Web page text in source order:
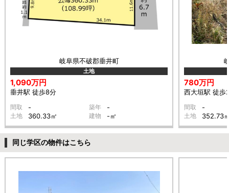
岐阜県不破郡垂井町
土地
1,090万円
垂井駅 徒歩8分
間取 - 築年 -
土地 360.33㎡ 建物 -㎡
780万円
西大垣駅 徒歩
間取 -
土地 352.73
同じ学区の物件はこちら